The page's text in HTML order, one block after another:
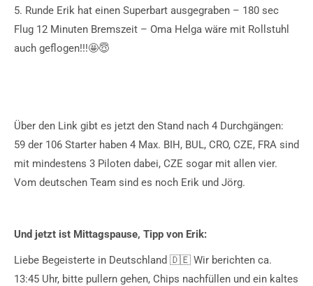
5. Runde Erik hat einen Superbart ausgegraben – 180 sec
Flug 12 Minuten Bremszeit – Oma Helga wäre mit Rollstuhl
auch geflogen!!!🤩😇
Über den Link gibt es jetzt den Stand nach 4 Durchgängen:
59 der 106 Starter haben 4 Max. BIH, BUL, CRO, CZE, FRA sind
mit mindestens 3 Piloten dabei, CZE sogar mit allen vier.
Vom deutschen Team sind es noch Erik und Jörg.
Und jetzt ist Mittagspause, Tipp von Erik:
Liebe Begeisterte in Deutschland 🇩🇪 Wir berichten ca.
13:45 Uhr, bitte pullern gehen, Chips nachfüllen und ein kaltes